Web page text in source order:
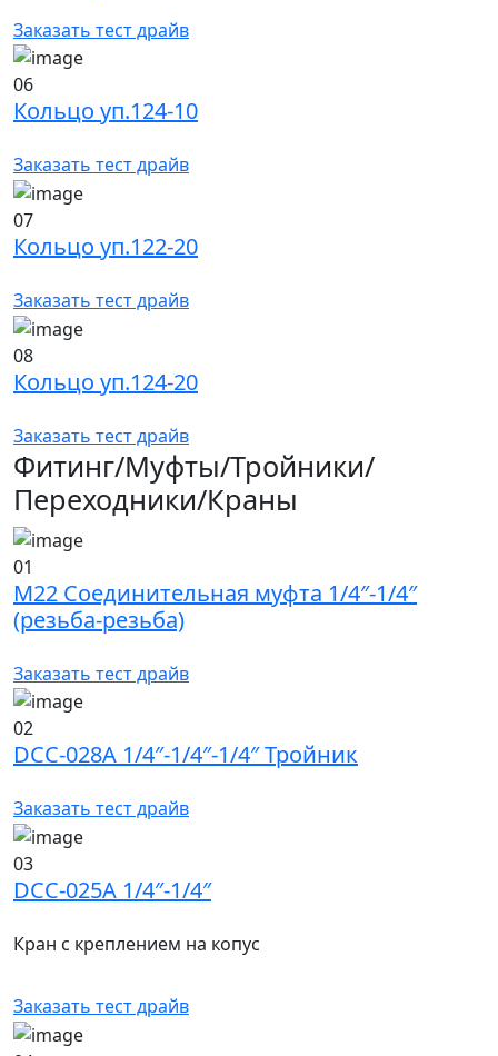
Заказать тест драйв
06
Кольцо уп.124-10
Заказать тест драйв
07
Кольцо уп.122-20
Заказать тест драйв
08
Кольцо уп.124-20
Заказать тест драйв
Фитинг/Муфты/Тройники/
Переходники/Краны
01
М22 Соединительная муфта 1/4″-1/4″
(резьба-резьба)
Заказать тест драйв
02
DCC-028A 1/4″-1/4″-1/4″ Тройник
Заказать тест драйв
03
DCC-025A 1/4″-1/4″
Кран с креплением на копус
Заказать тест драйв